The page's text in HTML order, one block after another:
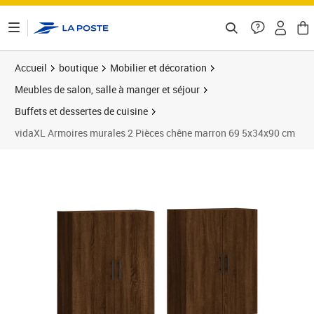
Accueil boutique
Mobilier et décoration
Meubles de salon, salle à manger et séjour
Buffets et dessertes de cuisine
vidaXL Armoires murales 2 Pièces chêne marron 69 5x34x90 cm